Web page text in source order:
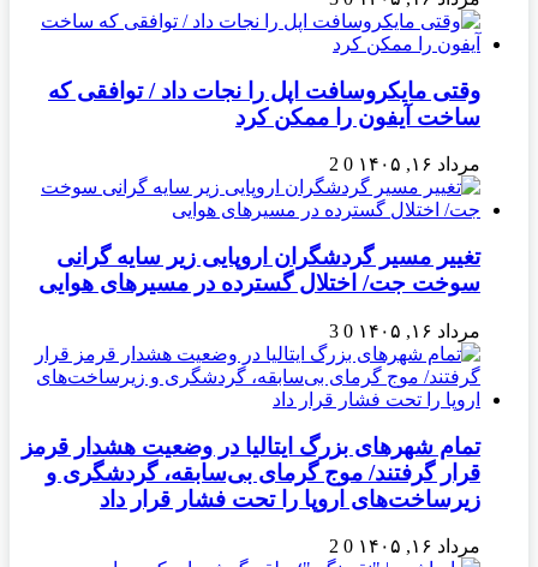
وقتی مایکروسافت اپل را نجات داد / توافقی که
ساخت آیفون را ممکن کرد
مرداد ۱۶, ۱۴۰۵ 0
2
تغییر مسیر گردشگران اروپایی زیر سایه گرانی
سوخت جت/ اختلال گسترده در مسیرهای هوایی
مرداد ۱۶, ۱۴۰۵ 0
3
تمام شهرهای بزرگ ایتالیا در وضعیت هشدار قرمز
قرار گرفتند/ موج گرمای بی‌سابقه، گردشگری و
زیرساخت‌های اروپا را تحت فشار قرار داد
مرداد ۱۶, ۱۴۰۵ 0
2